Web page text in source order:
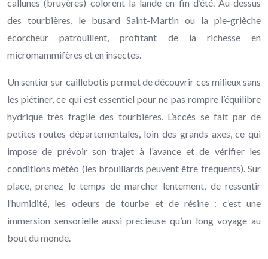
callunes (bruyères) colorent la lande en fin d’été. Au-dessus
des tourbières, le busard Saint-Martin ou la pie-grièche
écorcheur patrouillent, profitant de la richesse en
micromammifères et en insectes.
Un sentier sur caillebotis permet de découvrir ces milieux sans
les piétiner, ce qui est essentiel pour ne pas rompre l’équilibre
hydrique très fragile des tourbières. L’accès se fait par de
petites routes départementales, loin des grands axes, ce qui
impose de prévoir son trajet à l’avance et de vérifier les
conditions météo (les brouillards peuvent être fréquents). Sur
place, prenez le temps de marcher lentement, de ressentir
l’humidité, les odeurs de tourbe et de résine : c’est une
immersion sensorielle aussi précieuse qu’un long voyage au
bout du monde.